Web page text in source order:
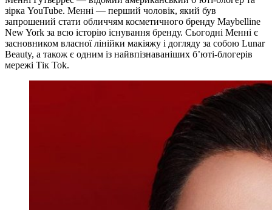
зірка YouTube. Менні — перший чоловік, який був
запрошений стати обличчям косметичного бренду Maybelline
New York за всю історію існування бренду. Сьогодні Менні є
засновником власної лінійки макіяжу і догляду за собою Lunar
Beauty, а також є одним із найвпізнаваніших б’юті-блогерів
мережі Тік Tok.